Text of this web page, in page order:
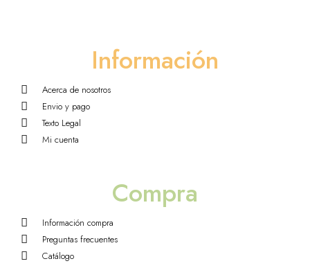
Información
Acerca de nosotros
Envio y pago
Texto Legal
Mi cuenta
Compra
Información compra
Preguntas frecuentes
Catálogo